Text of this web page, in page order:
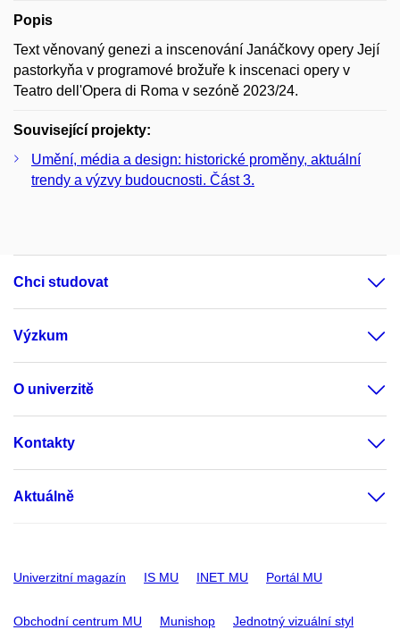
Popis
Text věnovaný genezi a inscenování Janáčkovy opery Její
pastorkyňa v programové brožuře k inscenaci opery v
Teatro dell'Opera di Roma v sezóně 2023/24.
Související projekty:
Umění, média a design: historické proměny, aktuální
trendy a výzvy budoucnosti. Část 3.
Chci studovat
Výzkum
O univerzitě
Kontakty
Aktuálně
Univerzitní magazín IS MU INET MU Portál MU
Obchodní centrum MU Munishop Jednotný vizuální styl